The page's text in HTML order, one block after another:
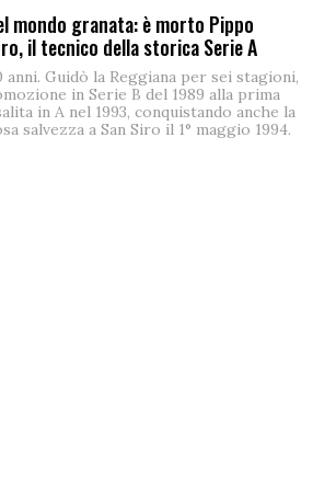
mondo granata: è morto Pippo
il tecnico della storica Serie A
anni. Guidò la Reggiana per sei stagioni,
in Serie B del 1989 alla prima
in A nel 1993, conquistando anche la
salvezza a San Siro il 1° maggio 1994.